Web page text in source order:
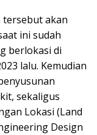
tersebut akan
ini sudah
berlokasi di
lalu. Kemudian
sekaligus
Lokasi (Land
Design